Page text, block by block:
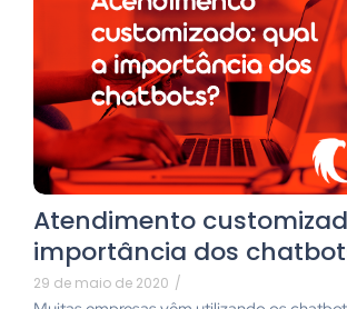
Atendimento
importância dos
29 de maio de 2020 /